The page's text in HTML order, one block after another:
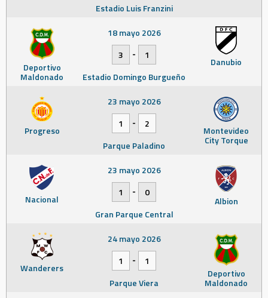
Estadio Luis Franzini
Deportivo
Maldonado
Danubio
18 mayo 2026
3
-
1
Estadio Domingo Burgueño
Progreso Montevideo
City Torque
23 mayo 2026
1
-
2
Parque Paladino
Nacional Albion
23 mayo 2026
1
-
0
Gran Parque Central
Wanderers Deportivo
Maldonado
24 mayo 2026
1
-
1
Parque Viera